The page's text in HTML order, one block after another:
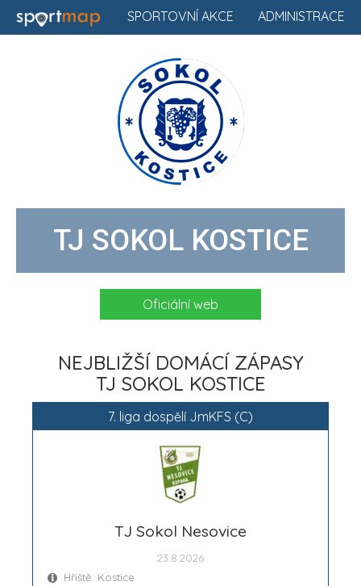
ADMINISTRACE
SPORTOVNÍ AKCE
TJ SOKOL KOSTICE
Oficiální web
NEJBLIŽŠÍ DOMÁCÍ ZÁPASY
TJ SOKOL KOSTICE
7. liga dospělí JmKFS (C)
TJ Sokol Nesovice
23.8.2026
Hřiště: Kostice